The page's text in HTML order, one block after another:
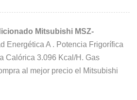
Mitsubishi MSZ-
Energética A . Potencia Frigorífica
Calórica 3.096 Kcal/H. Gas
al mejor precio el Mitsubishi